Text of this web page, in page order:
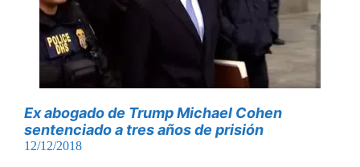
Ex abogado de Trump Michael Cohen
sentenciado a tres años de prisión
12/12/2018